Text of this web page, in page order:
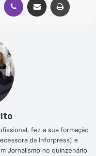
fez a sua formação
da Inforpress) e
Jornalismo no quinzenário